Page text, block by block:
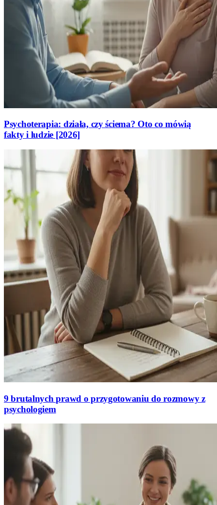
Psychoterapia: działa, czy ściema? Oto co mówią
fakty i ludzie [2026]
9 brutalnych prawd o przygotowaniu do rozmowy z
psychologiem